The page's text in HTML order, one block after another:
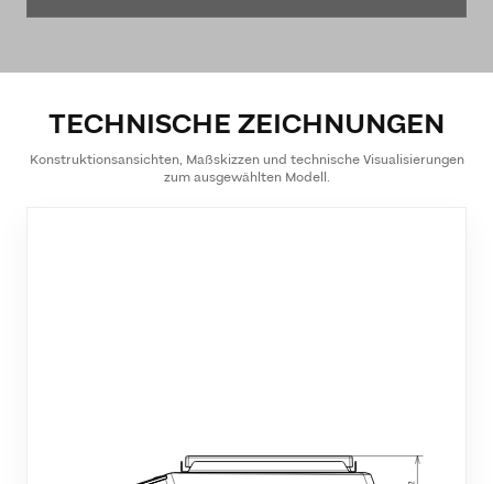
TECHNISCHE ZEICHNUNGEN
Konstruktionsansichten, Maßskizzen und technische Visualisierungen
zum ausgewählten Modell.